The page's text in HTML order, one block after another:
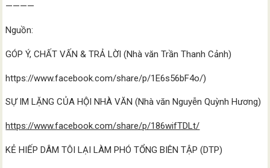
————
Nguồn:
GÓP Ý, CHẤT VẤN & TRẢ LỜI (Nhà văn Trần Thanh Cảnh)
https://www.facebook.com/share/p/1E6s56bF4o/)
SỰ IM LẶNG CỦA HỘI NHÀ VĂN (Nhà văn Nguyễn Quỳnh Hương)
https://www.facebook.com/share/p/186wifTDLt/
KẺ HIẾP DÂM TÔI LẠI LÀM PHÓ TỔNG BIÊN TẬP (DTP)